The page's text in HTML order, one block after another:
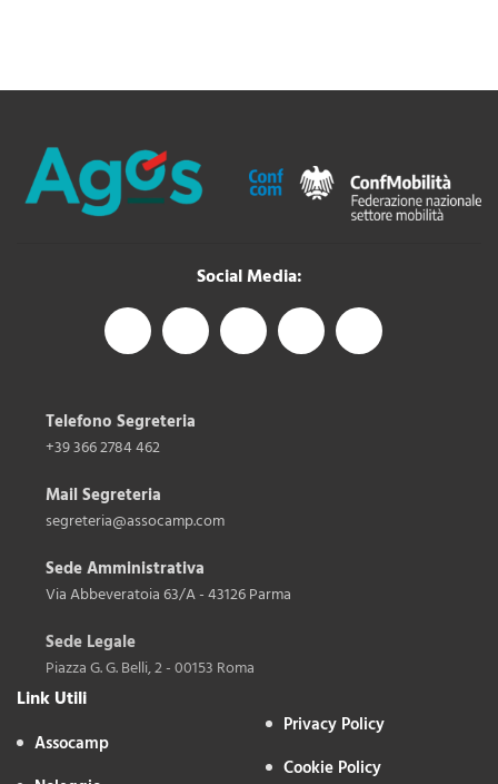
Social Media:
Telefono Segreteria
+39 366 2784 462
Mail Segreteria
segreteria@assocamp.com
Sede Amministrativa
Via Abbeveratoia 63/A - 43126 Parma
Sede Legale
Piazza G. G. Belli, 2 - 00153 Roma
Link Utili
Assocamp
Privacy Policy
Cookie Policy